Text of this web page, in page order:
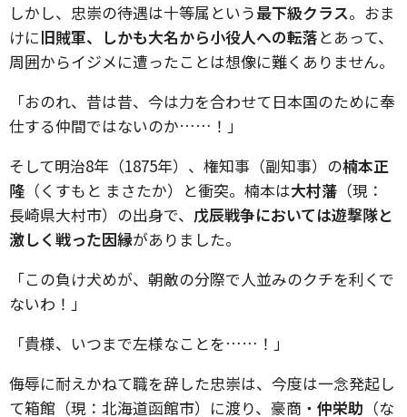
しかし、忠崇の待遇は十等属という最下級クラス。おま
けに旧賊軍、しかも大名から小役人への転落とあって、
周囲からイジメに遭ったことは想像に難くありません。
「おのれ、昔は昔、今は力を合わせて日本国のために奉
仕する仲間ではないのか……！」
そして明治8年（1875年）、権知事（副知事）の楠本正
隆 （くすもと まさたか）と衝突。楠本は大村藩 （現：
長崎県大村市）の出身で、 戊辰戦争においては遊撃隊と
激しく戦った因縁がありました。
「この負け犬めが、朝敵の分際で人並みのクチを利くで
ないわ！」
「貴様、いつまで左様なことを……！」
侮辱に耐えかねて職を辞した忠崇は、今度は一念発起し
て箱館（現：北海道函館市）に渡り、豪商・ 仲栄助 （な